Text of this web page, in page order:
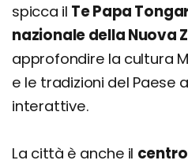
spicca il Te Papa
nazionale della Nuova
approfondire la cultura
e le tradizioni del Paese
interattive.
La città è anche il